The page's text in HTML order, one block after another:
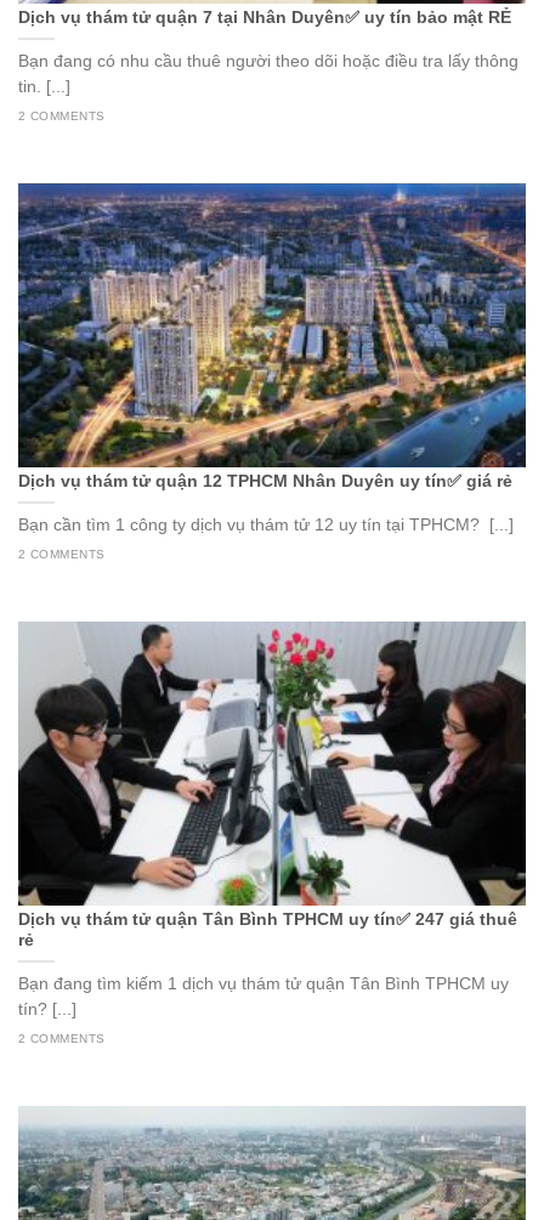
Dịch vụ thám tử quận 7 tại Nhân Duyên✅ uy tín bảo mật RẺ
Bạn đang có nhu cầu thuê người theo dõi hoặc điều tra lấy thông
tin. [...]
2 COMMENTS
Dịch vụ thám tử quận 12 TPHCM Nhân Duyên uy tín✅ giá rẻ
Bạn cần tìm 1 công ty dịch vụ thám tử 12 uy tín tại TPHCM? [...]
2 COMMENTS
Dịch vụ thám tử quận Tân Bình TPHCM uy tín✅ 247 giá thuê
rẻ
Bạn đang tìm kiếm 1 dịch vụ thám tử quận Tân Bình TPHCM uy
tín? [...]
2 COMMENTS